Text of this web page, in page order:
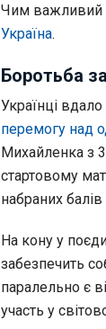
Чим важливий
Україна.
Боротьба
Українці
перемогу над
Михайленка з 3
стартовому
набраних балів
На кону у
забезпечить
паралельно є
участь у